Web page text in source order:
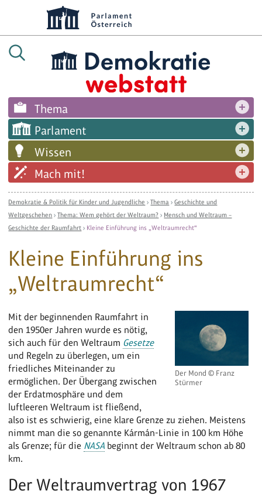
Thema
Parlament
Wissen
Mach mit!
Demokratie & Politik für Kinder und Jugendliche ›Thema ›Geschichte und
Weltgeschehen ›Thema: Wem gehört der Weltraum? › Mensch und Weltraum –
Geschichte der Raumfahrt › Kleine Einführung ins „Weltraumrecht“
Kleine Einführung ins
„Weltraumrecht“
Der Mond © Franz
Stürmer
Mit der beginnenden Raumfahrt in
den 1950er Jahren wurde es nötig,
sich auch für den Weltraum Gesetze
und Regeln zu überlegen, um ein
friedliches Miteinander zu
ermöglichen. Der Übergang zwischen
der Erdatmosphäre und dem
luftleeren Weltraum ist fließend,
also ist es schwierig, eine klare Grenze zu ziehen. Meistens
nimmt man die so genannte Kármán-Linie in 100 km Höhe
als Grenze; für die NASA beginnt der Weltraum schon ab 80
km.
Der Weltraumvertrag von 1967